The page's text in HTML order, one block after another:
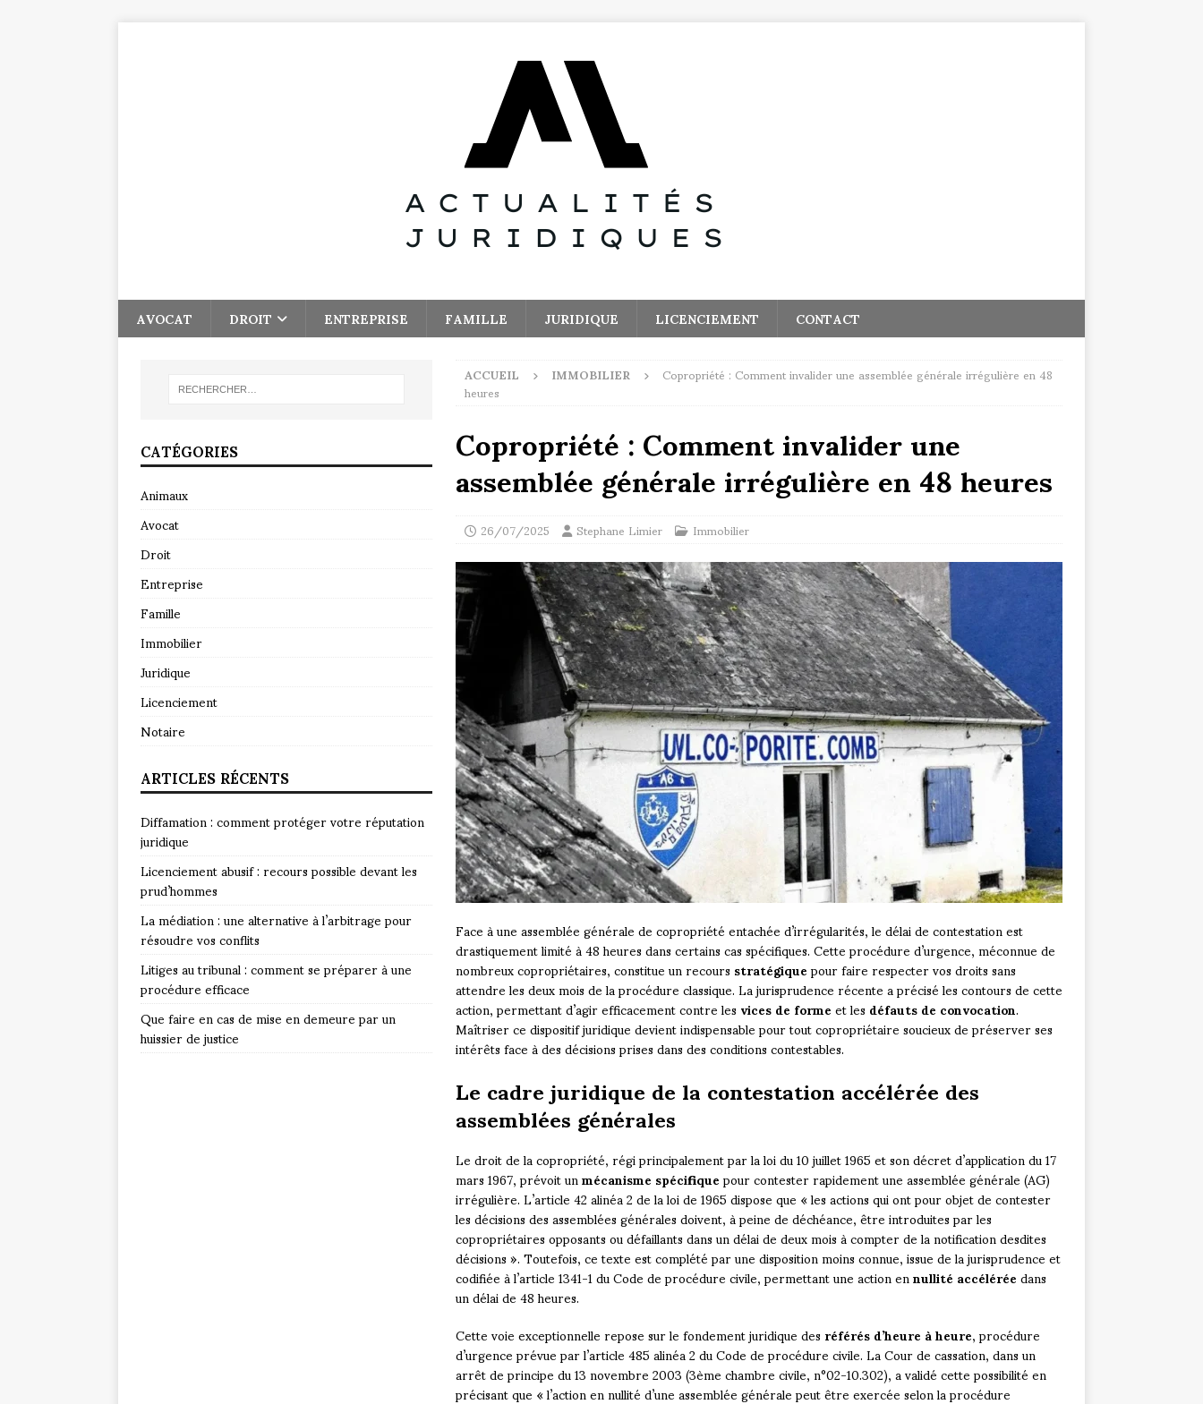
AVOCAT DROIT ENTREPRISE FAMILLE JURIDIQUE LICENCIEMENT CONTACT
ACCUEIL IMMOBILIER Copropriété : Comment invalider une assemblée générale irrégulière en 48
heures
Copropriété : Comment invalider une
assemblée générale irrégulière en 48 heures
26/07/2025 Stephane Limier Immobilier
Face à une assemblée générale de copropriété entachée d’irrégularités, le délai de contestation est
drastiquement limité à 48 heures dans certains cas spécifiques. Cette procédure d’urgence, méconnue de
nombreux copropriétaires, constitue un recoursstratégiquepour faire respecter vos droits sans
attendre les deux mois de la procédure classique. La jurisprudence récente a précisé les contours de cette
action, permettant d’agir efficacement contre lesvices de formeet lesdéfauts de convocation.
Maîtriser ce dispositif juridique devient indispensable pour tout copropriétaire soucieux de préserver ses
intérêts face à des décisions prises dans des conditions contestables.
Le cadre juridique de la contestation accélérée des
assemblées générales
Le droit de la copropriété, régi principalement par la loi du 10 juillet 1965 et son décret d’application du 17
mars 1967, prévoit unmécanisme spécifiquepour contester rapidement une assemblée générale (AG)
irrégulière. L’article 42 alinéa 2 de la loi de 1965 dispose que « les actions qui ont pour objet de contester
les décisions des assemblées générales doivent, à peine de déchéance, être introduites par les
copropriétaires opposants ou défaillants dans un délai de deux mois à compter de la notification desdites
décisions ». Toutefois, ce texte est complété par une disposition moins connue, issue de la jurisprudence et
codifiée à l’article 1341-1 du Code de procédure civile, permettant une action ennullité accéléréedans
un délai de 48 heures.
Cette voie exceptionnelle repose sur le fondement juridique desréférés d’heure à heure, procédure
d’urgence prévue par l’article 485 alinéa 2 du Code de procédure civile. La Cour de cassation, dans un
arrêt de principe du 13 novembre 2003 (3ème chambre civile, n°02-10.302), a validé cette possibilité en
précisant que « l’action en nullité d’une assemblée générale peut être exercée selon la procédure
CATÉGORIES
Animaux
Avocat
Droit
Entreprise
Famille
Immobilier
Juridique
Licenciement
Notaire
ARTICLES RÉCENTS
Diffamation : comment protéger votre réputation
juridique
Licenciement abusif : recours possible devant les
prud’hommes
La médiation : une alternative à l’arbitrage pour
résoudre vos conflits
Litiges au tribunal : comment se préparer à une
procédure efficace
Que faire en cas de mise en demeure par un
huissier de justice